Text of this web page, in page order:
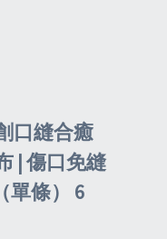
口縫合癒
| 傷口免縫
單條） 6